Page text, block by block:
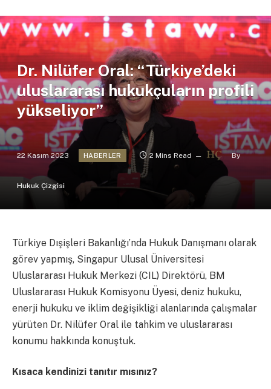
Dr. Nilüfer Oral: “Türkiye’deki
uluslararası hukukçuların profili
yükseliyor”
22 Kasım 2023 HABERLER 2 Mins Read By
Hukuk Çizgisi
Türkiye Dışişleri Bakanlığı’nda Hukuk Danışmanı olarak
görev yapmış, Singapur Ulusal Üniversitesi
Uluslararası Hukuk Merkezi (CIL) Direktörü, BM
Uluslararası Hukuk Komisyonu Üyesi, deniz hukuku,
enerji hukuku ve iklim değişikliği alanlarında çalışmalar
yürüten Dr. Nilüfer Oral ile tahkim ve uluslararası
konumu hakkında konuştuk.
Kısaca kendinizi tanıtır mısınız?